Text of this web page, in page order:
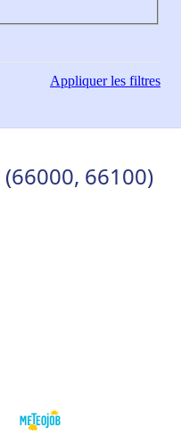
Appliquerles filtres
66100)